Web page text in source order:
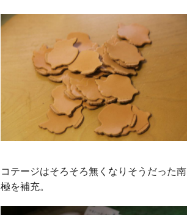
コテージはそろそろ無くなりそうだった南
極を補充。